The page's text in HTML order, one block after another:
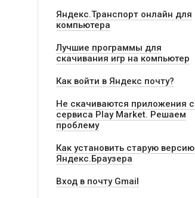
Яндекс.Транспорт онлайн для
компьютера
Лучшие программы для
скачивания игр на компьютер
Как войти в Яндекс почту?
Не скачиваются приложения с
сервиса Play Market. Решаем
проблему
Как установить старую версию
Яндекс.Браузера
Вход в почту Gmail